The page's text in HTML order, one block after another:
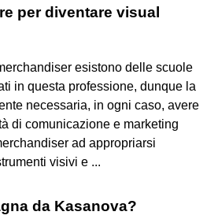
per diventare visual
esistono delle scuole
in questa professione, dunque la
necessaria, in ogni caso, avere
di comunicazione e marketing
ad appropriarsi
visivi e ...
da Kasanova?